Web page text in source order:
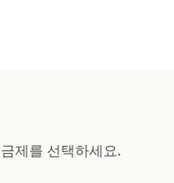
제를 선택하세요.